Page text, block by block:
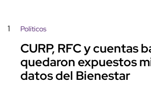
1 Políticos
CURP, RFC y cuentas
quedaron expuestos
datos del Bienestar